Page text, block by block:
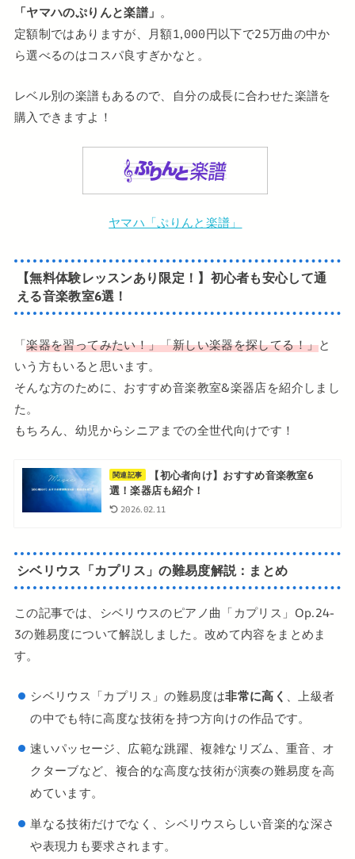
「ヤマハのぷりんと楽譜」 。
定額制ではありますが、月額1,000円以下で25万曲の中か
ら選べるのはコスパ良すぎかなと。
レベル別の楽譜もあるので、自分の成長に合わせた楽譜を
購入できますよ！
ヤマハ「ぷりんと楽譜」
【無料体験レッスンあり限定！ 】 初心者も安心して通
える音楽教室6選 ！
「楽器を習ってみたい！」「新しい楽器を探してる！」と
いう方もいると思います。
そんな方のために、おすすめ音楽教室&楽器店を紹介しまし
た。
もちろん、幼児からシニアまでの全世代向けです！
関連記事
【初心者向け】おすすめ音楽教室6
選！楽器店も紹介！
2026.02.11
シベリウス「カプリス」の難易度解説：まとめ
この記事では、シベリウスのピアノ曲「カプリス」Op.24-
3の難易度について解説しました。改めて内容をまとめま
す。
シベリウス「カプリス」の難易度は非常に高く 、上級者
の中でも特に高度な技術を持つ方向けの作品です。
速いパッセージ、広範な跳躍、複雑なリズム、重音、オ
クターブなど、複合的な高度な技術が演奏の難易度を高
めています。
単なる技術だけでなく、シベリウスらしい音楽的な深さ
や表現力も要求されます。